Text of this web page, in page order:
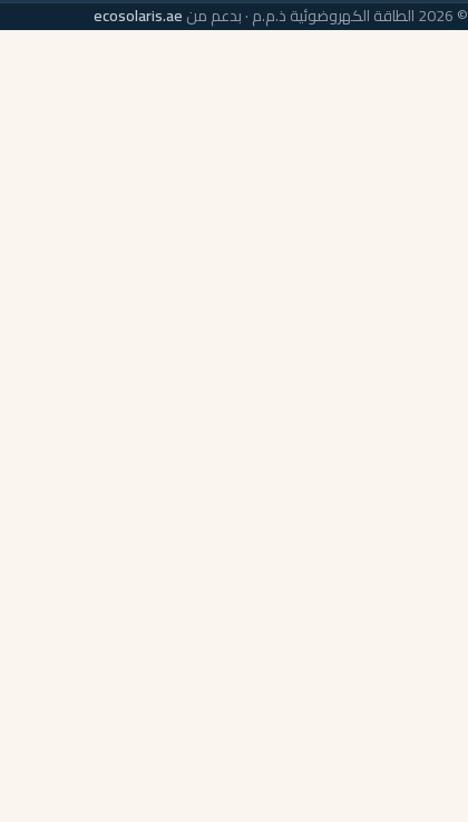
© 2026 الطاقة الكهروضوئية ذ.م.م · بدعم من ecosolaris.ae